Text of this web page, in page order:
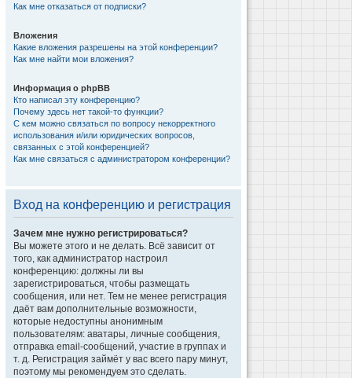
Как мне отказаться от подписки?
Вложения
Какие вложения разрешены на этой конференции?
Как мне найти мои вложения?
Информация о phpBB
Кто написал эту конференцию?
Почему здесь нет такой-то функции?
С кем можно связаться по вопросу некорректного
использования и/или юридических вопросов,
связанных с этой конференцией?
Как мне связаться с администратором конференции?
Вход на конференцию и регистрация
Зачем мне нужно регистрироваться?
Вы можете этого и не делать. Всё зависит от
того, как администратор настроил
конференцию: должны ли вы
зарегистрироваться, чтобы размещать
сообщения, или нет. Тем не менее регистрация
даёт вам дополнительные возможности,
которые недоступны анонимным
пользователям: аватары, личные сообщения,
отправка email-сообщений, участие в группах и
т. д. Регистрация займёт у вас всего пару минут,
поэтому мы рекомендуем это сделать.